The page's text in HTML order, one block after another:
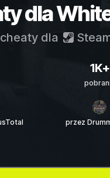
dla
dla
1K+
przez